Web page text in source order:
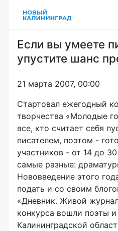
Если вы умеете
упустите шанс
21 марта 2007, 00:00
Стартовал ежегодный
творчества «Молодые
все, кто считает себя
писателем, поэтом -
участников - от 14 до
самые разные:
Нововведение этого
подать и со своим
«Дневник. Живой
конкурса вошли поэты и
Калининградской